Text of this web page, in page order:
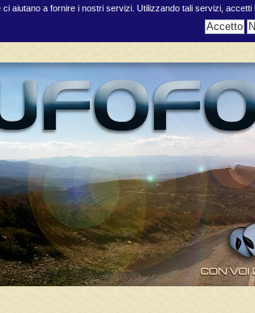
ci aiutano a fornire i nostri servizi. Utilizzando tali servizi,